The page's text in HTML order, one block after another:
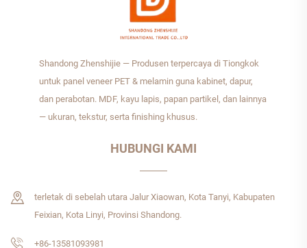
Shandong Zhenshijie — Produsen terpercaya di Tiongkok
untuk panel veneer PET & melamin guna kabinet, dapur,
dan perabotan. MDF, kayu lapis, papan partikel, dan lainnya
— ukuran, tekstur, serta finishing khusus.
HUBUNGI KAMI
terletak di sebelah utara Jalur Xiaowan, Kota Tanyi, Kabupaten
Feixian, Kota Linyi, Provinsi Shandong.
+86-13581093981